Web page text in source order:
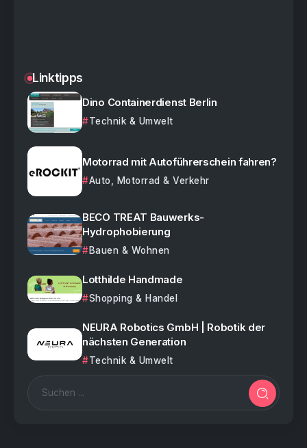
Linktipps
Dino Containerdienst Berlin
Technik & Umwelt
Motorrad mit Autoführerschein fahren?
Auto, Motorrad & Verkehr
BECO TREAT Bauwerks-
Hydrophobierung
Bauen & Wohnen
Lotthilde Handmade
Shopping & Handel
NEURA Robotics GmbH | Robotik der
nächsten Generation
Technik & Umwelt